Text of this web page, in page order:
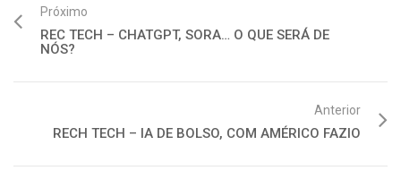
Próximo
REC TECH – CHATGPT, SORA… O QUE SERÁ DE
NÓS?
Anterior
RECH TECH – IA DE BOLSO, COM AMÉRICO FAZIO